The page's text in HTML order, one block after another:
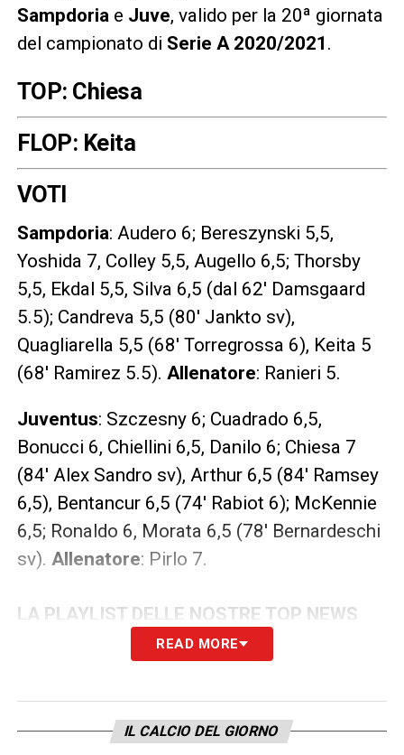
Sampdoriae Juve, valido per la 20ª giornata
del campionato di Serie A 2020/2021 .
TOP: Chiesa
FLOP: Keita
VOTI
Sampdoria: Audero 6; Bereszynski 5,5,
Yoshida 7, Colley 5,5, Augello 6,5; Thorsby
5,5, Ekdal 5,5, Silva 6,5 (dal 62′ Damsgaard
5.5); Candreva 5,5 (80′ Jankto sv),
Quagliarella 5,5 (68′ Torregrossa 6), Keita 5
(68′ Ramirez 5.5). Allenatore: Ranieri 5.
Juventus: Szczesny 6; Cuadrado 6,5,
Bonucci 6, Chiellini 6,5, Danilo 6; Chiesa 7
(84′ Alex Sandro sv), Arthur 6,5 (84′ Ramsey
6,5), Bentancur 6,5 (74′ Rabiot 6); McKennie
6,5; Ronaldo 6, Morata 6,5 (78′ Bernardeschi
sv). Allenatore: Pirlo 7.
LA PLAYLIST DELLE NOSTRE TOP NEWS
READ MORE
IL CALCIO DEL GIORNO